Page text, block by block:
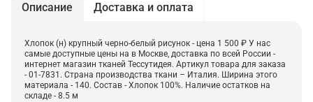
Описание Доставка и оплата
Хлопок (н) крупный черно-белый рисунок - цена 1 500 ₽ У нас
самые доступные цены на в Москве, доставка по всей России -
интернет магазин тканей Тессутидея. Артикул товара для заказа
- 01-7831. Страна производства ткани – Италия. Ширина этого
материала - 140. Состав - Хлопок 100%. Наличие остатков на
складе - 8.5 м